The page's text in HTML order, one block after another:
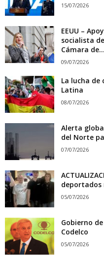
15/07/2026
EEUU –
socialista
Cámara de...
09/07/2026
La lucha de
Latina
08/07/2026
Alerta
del Norte
07/07/2026
deportados
05/07/2026
Gobierno
Codelco
05/07/2026